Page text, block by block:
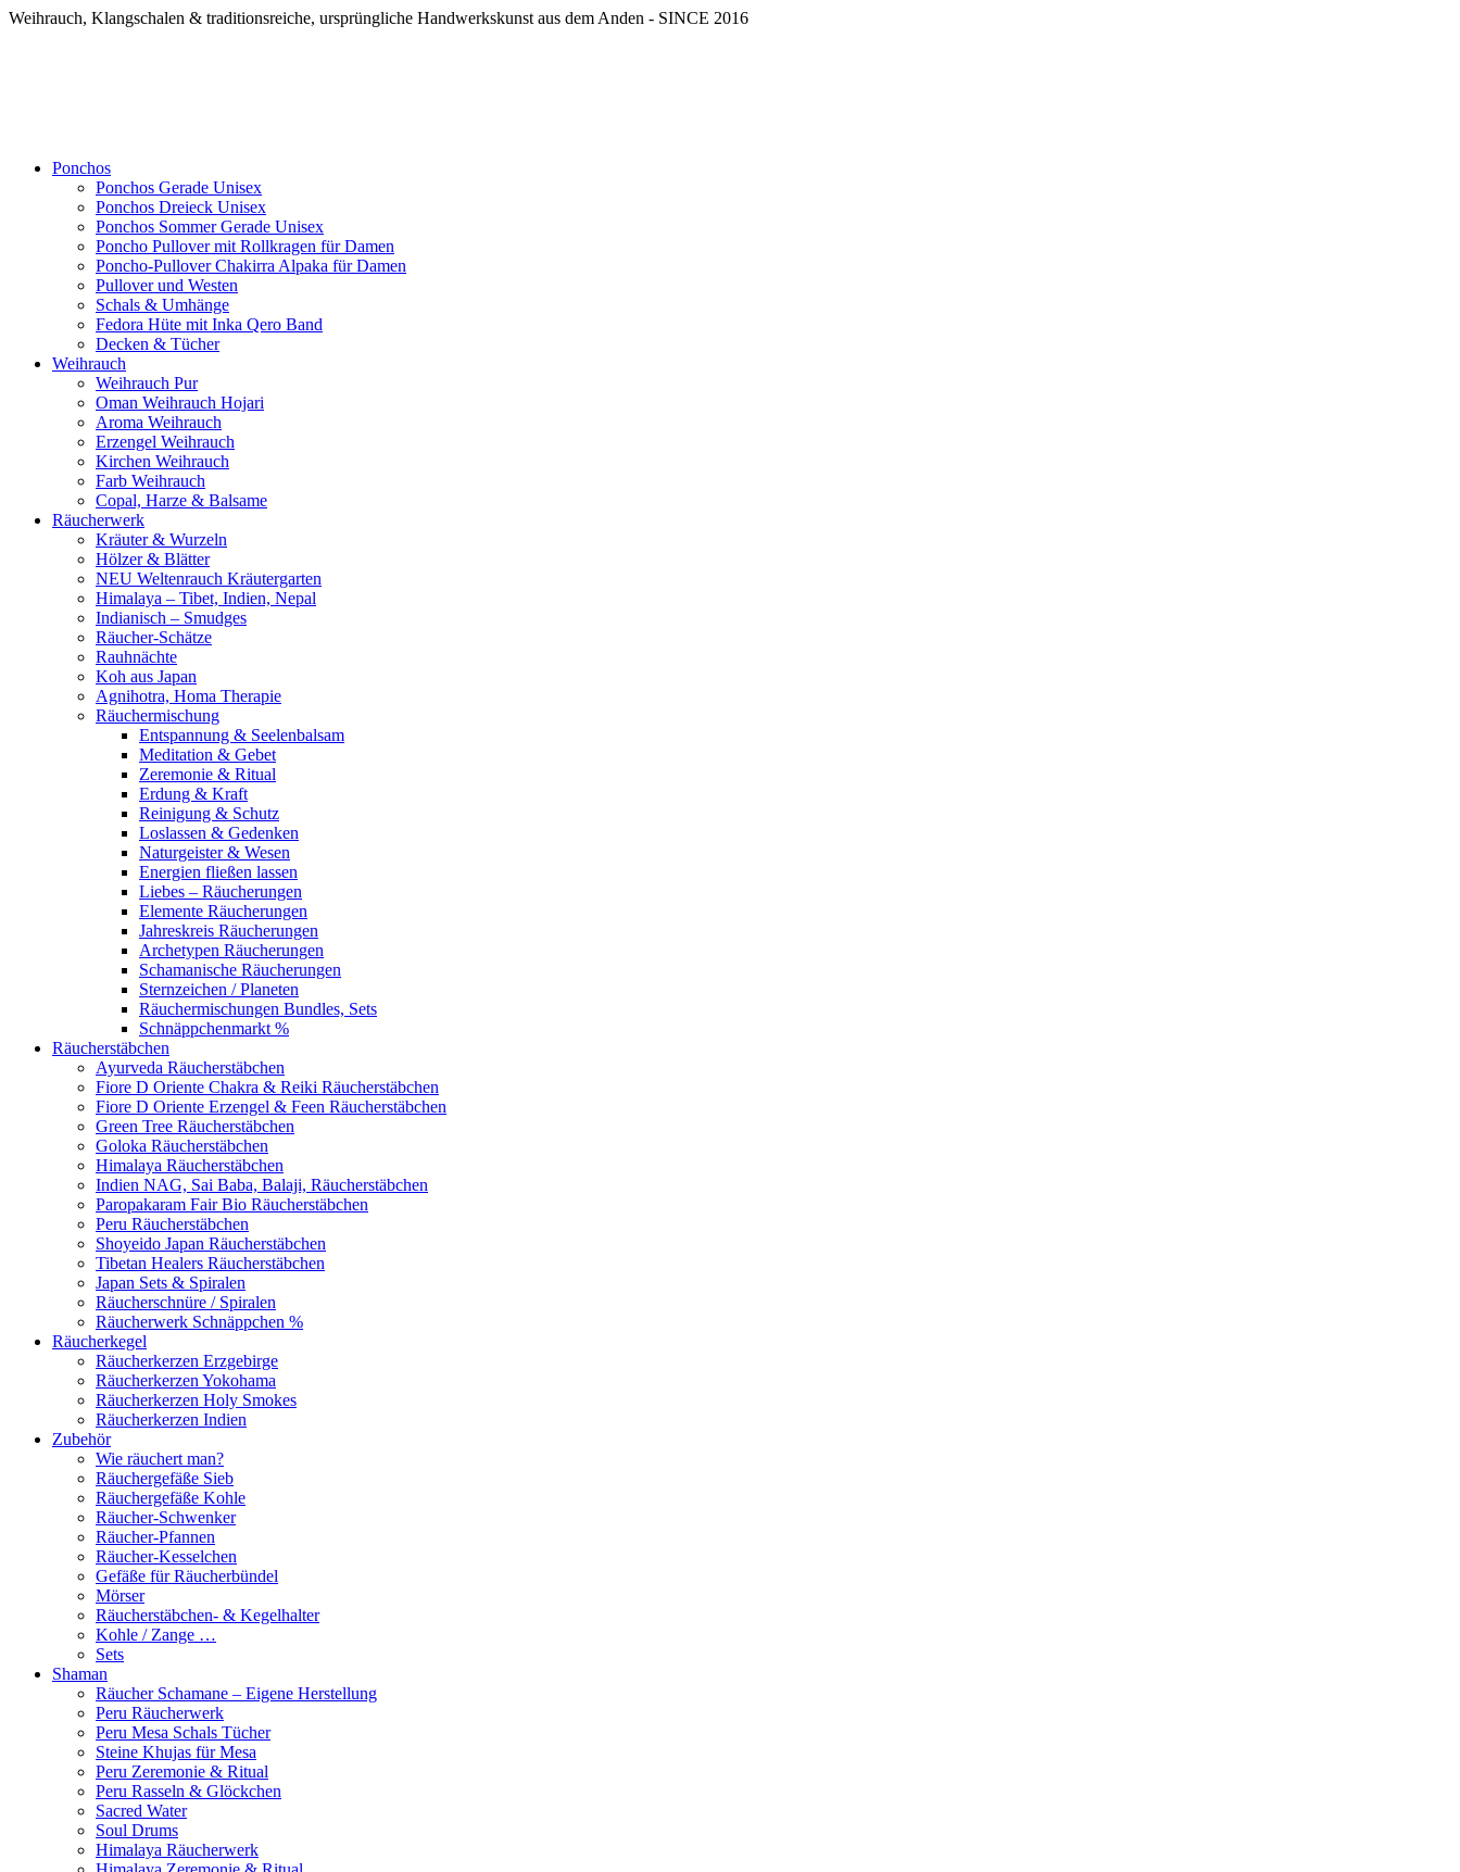
Weihrauch, Klangschalen & traditionsreiche, ursprüngliche Handwerkskunst aus dem Anden - SINCE 2016
Ponchos
Ponchos Gerade Unisex
Ponchos Dreieck Unisex
Ponchos Sommer Gerade Unisex
Poncho Pullover mit Rollkragen für Damen
Poncho-Pullover Chakirra Alpaka für Damen
Pullover und Westen
Schals & Umhänge
Fedora Hüte mit Inka Qero Band
Decken & Tücher
Weihrauch
Weihrauch Pur
Oman Weihrauch Hojari
Aroma Weihrauch
Erzengel Weihrauch
Kirchen Weihrauch
Farb Weihrauch
Copal, Harze & Balsame
Räucherwerk
Kräuter & Wurzeln
Hölzer & Blätter
NEU Weltenrauch Kräutergarten
Himalaya – Tibet, Indien, Nepal
Indianisch – Smudges
Räucher-Schätze
Rauhnächte
Koh aus Japan
Agnihotra, Homa Therapie
Räuchermischung
Entspannung & Seelenbalsam
Meditation & Gebet
Zeremonie & Ritual
Erdung & Kraft
Reinigung & Schutz
Loslassen & Gedenken
Naturgeister & Wesen
Energien fließen lassen
Liebes – Räucherungen
Elemente Räucherungen
Jahreskreis Räucherungen
Archetypen Räucherungen
Schamanische Räucherungen
Sternzeichen / Planeten
Räuchermischungen Bundles, Sets
Schnäppchenmarkt %
Räucherstäbchen
Ayurveda Räucherstäbchen
Fiore D Oriente Chakra & Reiki Räucherstäbchen
Fiore D Oriente Erzengel & Feen Räucherstäbchen
Green Tree Räucherstäbchen
Goloka Räucherstäbchen
Himalaya Räucherstäbchen
Indien NAG, Sai Baba, Balaji, Räucherstäbchen
Paropakaram Fair Bio Räucherstäbchen
Peru Räucherstäbchen
Shoyeido Japan Räucherstäbchen
Tibetan Healers Räucherstäbchen
Japan Sets & Spiralen
Räucherschnüre / Spiralen
Räucherwerk Schnäppchen %
Räucherkegel
Räucherkerzen Erzgebirge
Räucherkerzen Yokohama
Räucherkerzen Holy Smokes
Räucherkerzen Indien
Zubehör
Wie räuchert man?
Räuchergefäße Sieb
Räuchergefäße Kohle
Räucher-Schwenker
Räucher-Pfannen
Räucher-Kesselchen
Gefäße für Räucherbündel
Mörser
Räucherstäbchen- & Kegelhalter
Kohle / Zange …
Sets
Shaman
Räucher Schamane – Eigene Herstellung
Peru Räucherwerk
Peru Mesa Schals Tücher
Steine Khujas für Mesa
Peru Zeremonie & Ritual
Peru Rasseln & Glöckchen
Sacred Water
Soul Drums
Himalaya Räucherwerk